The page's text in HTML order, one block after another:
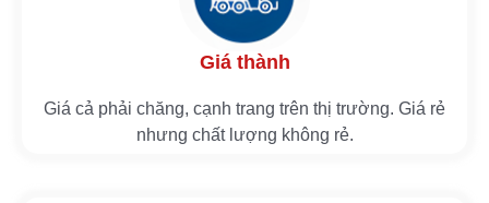
Giá thành
Giá cả phải chăng, cạnh trang trên thị trường. Giá rẻ
nhưng chất lượng không rẻ.